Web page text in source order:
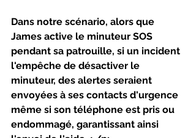
Dans notre scénario, alors que
James active le minuteur SOS
pendant sa patrouille, si un incident
l'empêche de désactiver le
minuteur, des alertes seraient
envoyées à ses contacts d'urgence
même si son téléphone est pris ou
endommagé, garantissant ainsi